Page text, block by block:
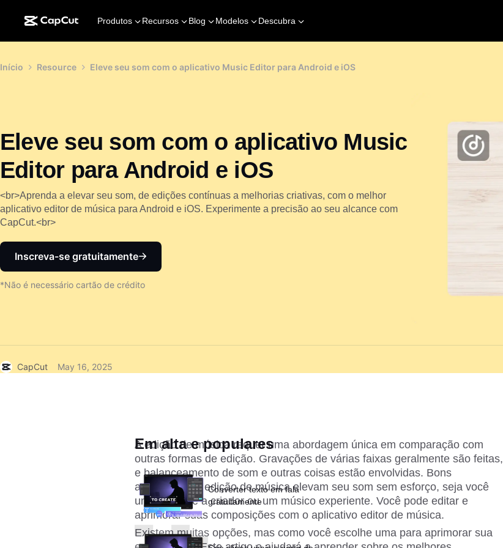
Produtos Recursos Blog Modelos Descubra
Início Resource Eleve seu som com o aplicativo Music Editor para Android e iOS
Eleve seu som com o aplicativo Music
Editor para Android e iOS
<br>Aprenda a elevar seu som, de edições contínuas a melhorias criativas, com o melhor
aplicativo editor de música para Android e iOS. Experimente a precisão ao seu alcance com
CapCut.<br>
Inscreva-se gratuitamente
*Não é necessário cartão de crédito
CapCut May 16, 2025
A edição de música requer uma abordagem única em comparação com
outras formas de edição. Gravações de várias faixas geralmente são feitas,
e balanceamento de som e outras coisas estão envolvidas. Bons
aplicativos de edição de música elevam seu som sem esforço, seja você
um aspirante a criador ou um músico experiente. Você pode editar e
aprimorar suas composições com o aplicativo editor de música.
Existem muitas opções, mas como você escolhe uma para aprimorar sua
Em alta e populares
Converter texto em fala
gratuitamente